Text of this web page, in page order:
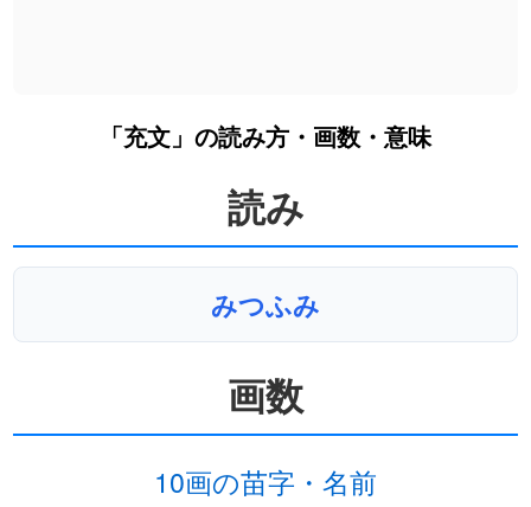
「充文」の読み方・画数・意味
読み
みつふみ
画数
10画の苗字・名前